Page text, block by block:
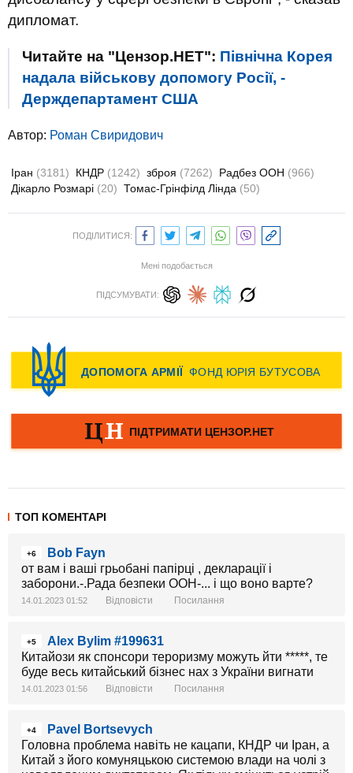
дипломат.
Читайте на "Цензор.НЕТ": Північна Корея
надала військову допомогу Росії, -
Держдепартамент США
Автор: Роман Свиридович
Іран (3181) КНДР (1242) зброя (7262) Радбез ООН (966)
Дікарло Розмарі (20) Томас-Грінфілд Лінда (50)
ПОДІЛИТИСЯ:
Мені подобається
ПІДСУМУВАТИ:
ТОП КОМЕНТАРІ
+6
Bob Fayn
от вам і ваші грьобані папірці , декларації і
заборони.-.Рада безпеки ООН-... і що воно варте?
14.01.2023 01:52 Відповісти Посилання
+5
Alex Bylim #199631
Китайози як спонсори тероризму можуть йти *****, те
буде весь китайський бізнес нах з України вигнати
14.01.2023 01:56 Відповісти Посилання
+4
Pavel Bortsevych
Головна проблема навіть не кацапи, КНДР чи Іран, а
Китай з його комуняцькою системою влади на чолі з